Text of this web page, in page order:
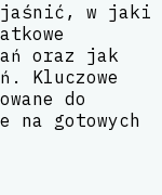
w jaki
oraz jak
Kluczowe
do
na gotowych